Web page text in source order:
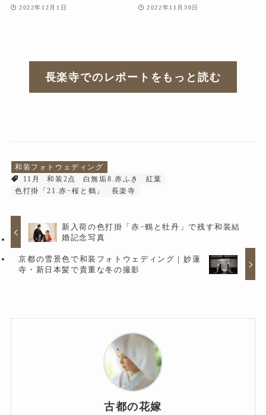
2022年12月1日 2022年11月30日
長楽寺でのレポートをもっと読む
和装フォトウェディング
11月
和装2点 白無垢8.赤ふき
紅葉
色打掛「21.赤−桜と鶴」
長楽寺
新入荷の色打掛「赤−鶴と牡丹」で残す和装結
婚記念写真
京都の雪景色で和装フォトウェディング｜妙蓮
寺・新日本髪で貴重な冬の撮影
古都の花嫁